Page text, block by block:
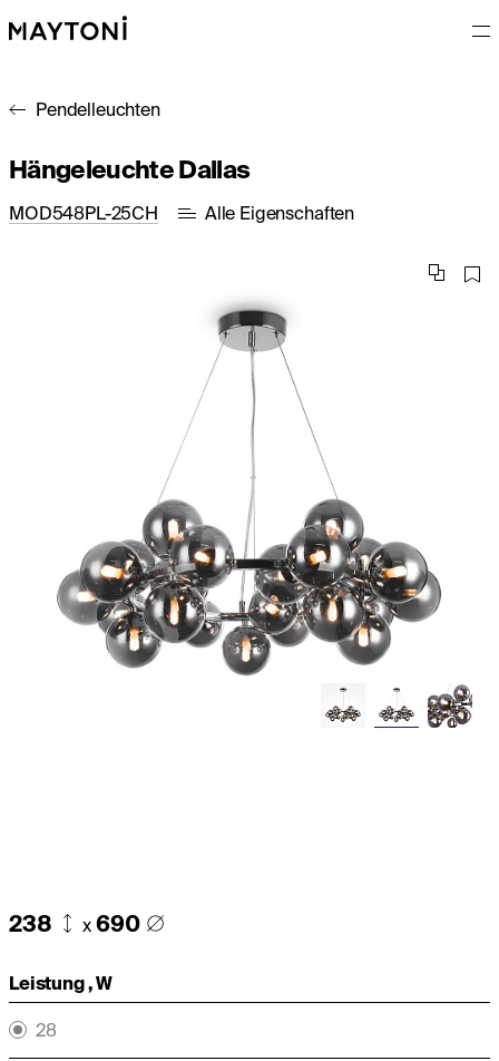
Pendelleuchten
Hängeleuchte Dallas
MOD548PL-25CH Alle Eigenschaften
238 x 690
Leistung , W
28